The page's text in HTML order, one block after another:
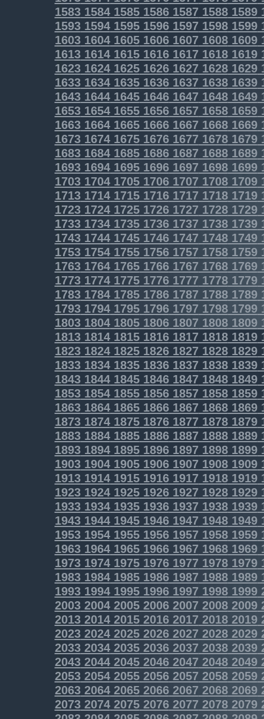
1583158415851586158715881589
1593159415951596159715981599
1603160416051606160716081609
1613161416151616161716181619
1623162416251626162716281629
1633163416351636163716381639
1643164416451646164716481649
1653165416551656165716581659
1663166416651666166716681669
1673167416751676167716781679
1683168416851686168716881689
16931694169516961697 16981699
17031704170517061707 17081709
1713171417151716171717181719
17231724172517261727 17281729
17331734173517361737 17381739
17431744174517461747 17481749
17531754175517561757 17581759
17631764176517661767 17681769
17731774177517761777 17781779
17831784178517861787 17881789
17931794179517961797 17981799
18031804180518061807 18081809
1813181418151816181718181819
1823182418251826182718281829
1833183418351836183718381839
1843184418451846184718481849
1853185418551856185718581859
1863186418651866186718681869
1873187418751876187718781879
1883188418851886188718881889
1893189418951896189718981899
1903190419051906190719081909
1913191419151916191719181919
1923192419251926192719281929
1933193419351936193719381939
1943194419451946194719481949
1953195419551956195719581959
1963196419651966196719681969
19731974197519761977 19781979
19831984198519861987 19881989
19931994199519961997 19981999
20032004200520062007 20082009
20132014201520162017 20182019
2023202420252026202720282029
20332034203520362037 20382039
20432044204520462047 20482049
20532054205520562057 20582059
20632064206520662067 20682069
20732074207520762077 20782079